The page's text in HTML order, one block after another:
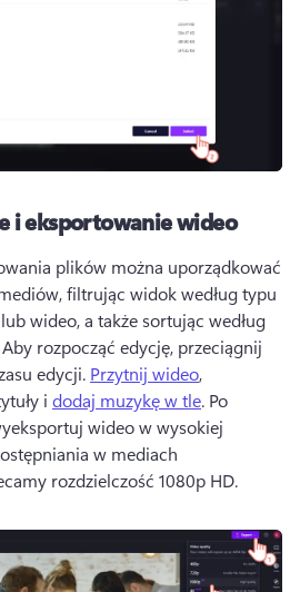
i eksportowanie wideo
plików można uporządkować
filtrując widok według typu
wideo, a także sortując według
Aby rozpocząć edycję, przeciągnij
edycji. Przytnij wideo,
i dodaj muzykę w tle. Po
wideo w wysokiej
w mediach
rozdzielczość 1080p HD.